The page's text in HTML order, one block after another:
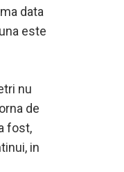
data
este
nu
de
fost,
in